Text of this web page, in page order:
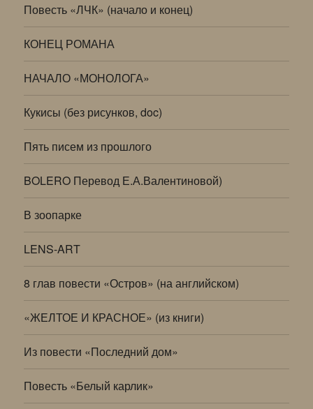
Повесть «ЛЧК» (начало и конец)
КОНЕЦ РОМАНА
НАЧАЛО «МОНОЛОГА»
Кукисы (без рисунков, doc)
Пять писем из прошлого
BOLERO Перевод Е.А.Валентиновой)
В зоопарке
LENS-ART
8 глав повести «Остров» (на английском)
«ЖЕЛТОЕ И КРАСНОЕ» (из книги)
Из повести «Последний дом»
Повесть «Белый карлик»